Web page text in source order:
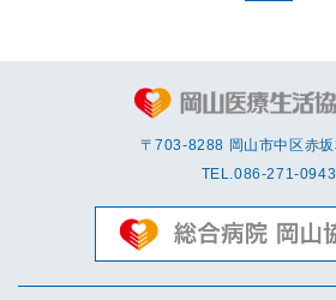
〒703-8288 岡⼭市中区赤
TEL.086-271-0943